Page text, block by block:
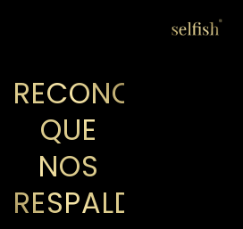
QUE
NOS
RESPALDAN